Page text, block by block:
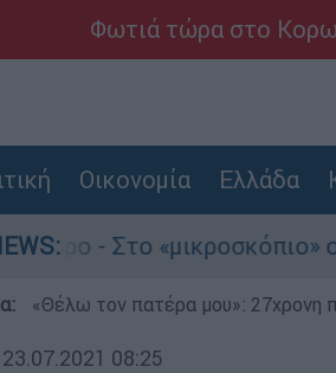
Φωτιά τώρα στο
Οικονομία Ελλάδα
ο ρόλος του
«Θέλω τον πατέρα μου»: 27χρονη
23.07.2021 08:25